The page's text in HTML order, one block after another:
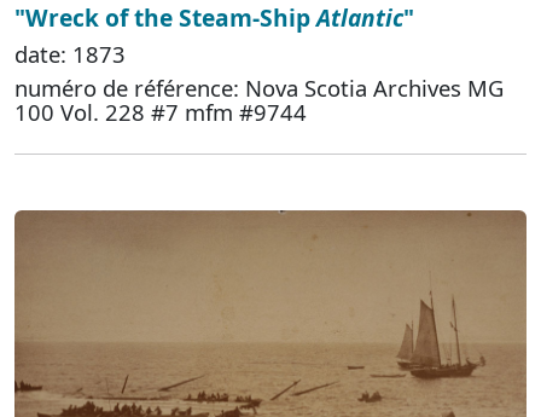
"Wreck of the Steam-ShipAtlantic"
date: 1873
numéro de référence: Nova Scotia Archives MG
100 Vol. 228 #7 mfm #9744